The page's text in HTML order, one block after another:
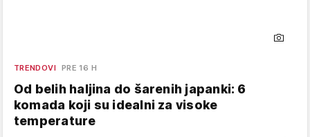
TRENDOVI PRE 16 H
Od belih haljina do šarenih japanki: 6
komada koji su idealni za visoke
temperature